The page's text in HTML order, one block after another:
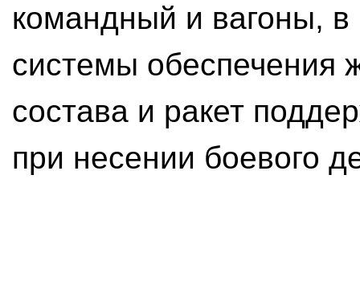
командный и вагоны,
системы обеспечения
состава и ракет
при несении боевого